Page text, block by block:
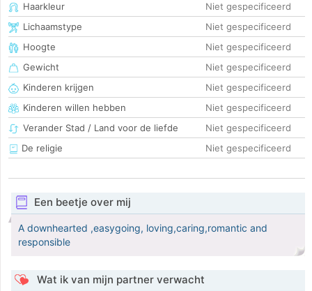
Haarkleur
Niet gespecificeerd
Lichaamstype
Niet gespecificeerd
Hoogte
Niet gespecificeerd
Gewicht
Niet gespecificeerd
Kinderen krijgen
Niet gespecificeerd
Kinderen willen hebben
Niet gespecificeerd
Verander Stad / Land voor de liefde
Niet gespecificeerd
De religie
Niet gespecificeerd
Een beetje over mij
A downhearted ,easygoing, loving,caring,romantic and
responsible
Wat ik van mijn partner verwacht